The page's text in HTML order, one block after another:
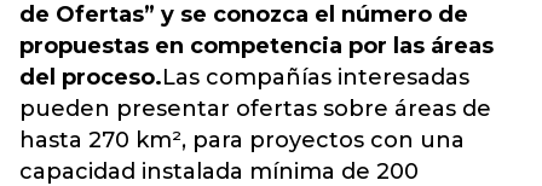
de Ofertas” y se conozca el número de
propuestas en competencia por las áreas
del proceso.Las compañías interesadas
pueden presentar ofertas sobre áreas de
hasta 270 km², para proyectos con una
capacidad instalada mínima de 200